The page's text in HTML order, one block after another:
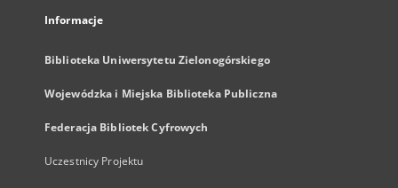
Informacje
Biblioteka Uniwersytetu Zielonogórskiego
Wojewódzka i Miejska Biblioteka Publiczna
Federacja Bibliotek Cyfrowych
Uczestnicy Projektu